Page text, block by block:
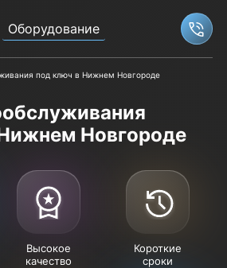
Оборудование
под ключ в Нижнем Новгороде
Новгороде
Высокое
качество
Короткие
сроки